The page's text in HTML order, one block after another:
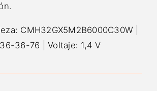
CMH32GX5M2B6000C30W |
36-76 | Voltaje: 1,4 V